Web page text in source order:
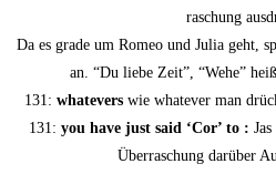
ra­schung
Da es gra­de um Romeo und Julia geht,
an. “Du lie­be Zeit”, “Wehe”
131: wha­te­vers wie wha­te­ver man
131: you have just said ‘Cor’ to :
Über­ra­schung dar­über